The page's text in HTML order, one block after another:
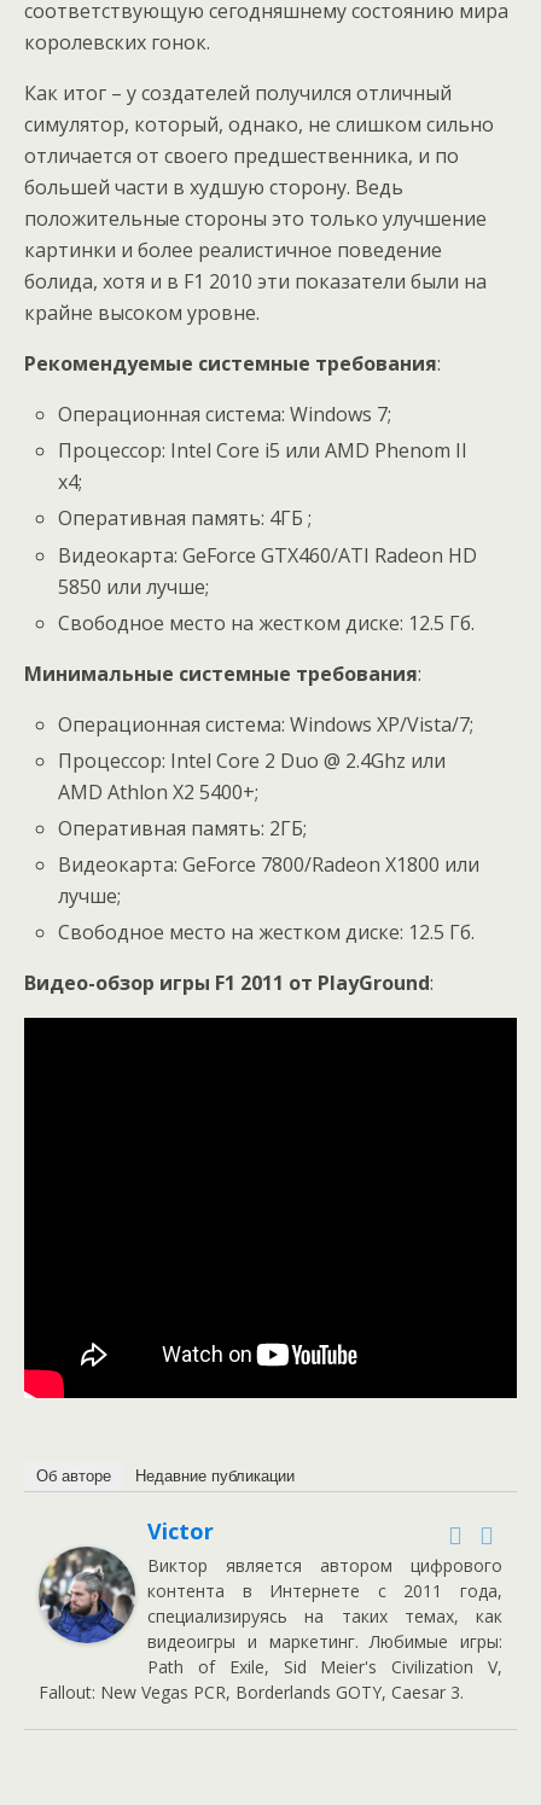
соответствующую сегодняшнему состоянию мира
королевских гонок.
Как итог – у создателей получился отличный
симулятор, который, однако, не слишком сильно
отличается от своего предшественника, и по
большей части в худшую сторону. Ведь
положительные стороны это только улучшение
картинки и более реалистичное поведение
болида, хотя и в F1 2010 эти показатели были на
крайне высоком уровне.
Рекомендуемые системные требования:
Операционная система: Windows 7;
Процессор: Intel Core i5 или AMD Phenom II
x4;
Оперативная память: 4ГБ ;
Видеокарта: GeForce GTX460/ATI Radeon HD
5850 или лучше;
Свободное место на жестком диске: 12.5 Гб.
Минимальные системные требования:
Операционная система: Windows XP/Vista/7;
Процессор: Intel Core 2 Duo @ 2.4Ghz или
AMD Athlon X2 5400+;
Оперативная память: 2ГБ;
Видеокарта: GeForce 7800/Radeon X1800 или
лучше;
Свободное место на жестком диске: 12.5 Гб.
Видео-обзор игры F1 2011 от PlayGround:
Об авторе Недавние публикации
Victor
Виктор является автором цифрового
контента в Интернете с 2011 года,
специализируясь на таких темах, как
видеоигры и маркетинг. Любимые игры:
Path of Exile, Sid Meier's Civilization V,
Fallout: New Vegas PCR, Borderlands GOTY, Caesar 3.